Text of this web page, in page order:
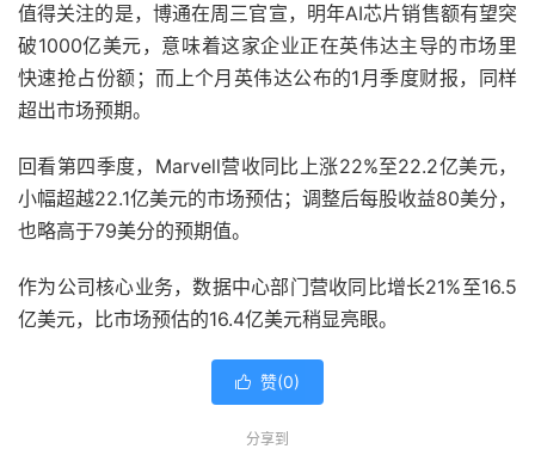
值得关注的是，博通在周三官宣，明年AI芯片销售额有望突
破1000亿美元，意味着这家企业正在英伟达主导的市场里
快速抢占份额；而上个月英伟达公布的1月季度财报，同样
超出市场预期。
回看第四季度，Marvell营收同比上涨22%至22.2亿美元，
小幅超越22.1亿美元的市场预估；调整后每股收益80美分，
也略高于79美分的预期值。
作为公司核心业务，数据中心部门营收同比增长21%至16.5
亿美元，比市场预估的16.4亿美元稍显亮眼。
 赞(0)
分享到